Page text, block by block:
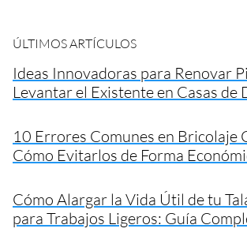
ÚLTIMOS ARTÍCULOS
Ideas Innovadoras para Renovar
Levantar el Existente en Casas de
10 Errores Comunes en Bricolaje
Cómo Evitarlos de Forma
Cómo Alargar la Vida Útil de tu
para Trabajos Ligeros: Guía